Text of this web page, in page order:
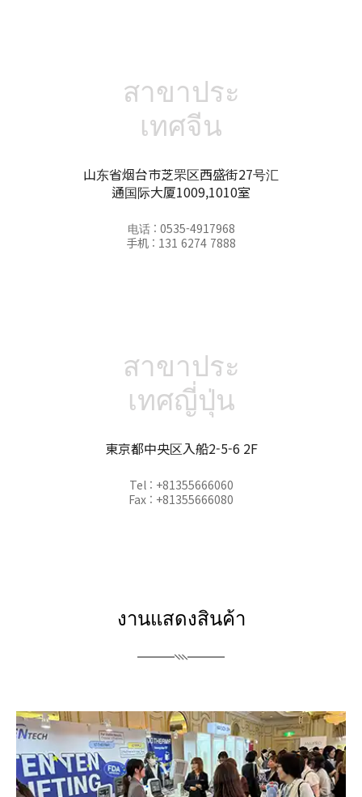
สาขาประ
เทศจีน
山东省烟台市芝罘区西盛街27号汇
通国际大厦1009,1010室
电话 : 0535-4917968
手机 : 131 6274 7888
สาขาประ
เทศญี่ปุ่น
東京都中央区入船2-5-6 2F
Tel : +81355666060
Fax : +81355666080
งานแสดงสินค้า